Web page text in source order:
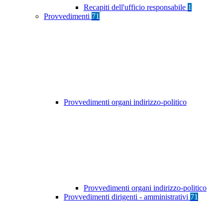
Recapiti dell'ufficio responsabile 1
Provvedimenti 71
Provvedimenti organi indirizzo-politico
Provvedimenti organi indirizzo-politico
Provvedimenti dirigenti - amministrativi 71